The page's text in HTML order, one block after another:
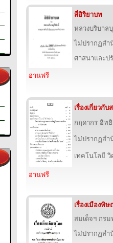
สี่อิริยาบท
หลวงบริบา
ไม่ปรากฏส
ศาสนาและป
อ่านฟรี
เรื่องเกี่ยวกั
กฤดากร อิท
ไม่ปรากฏส
เทคโนโลยี
อ่านฟรี
เรื่องเมืองพิ
สมเด็จฯ กร
ไม่ปรากฏส